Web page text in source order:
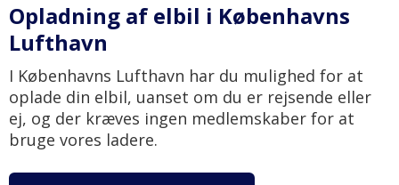
Opladning af elbil i Københavns
Lufthavn
I Københavns Lufthavn har du mulighed for at
oplade din elbil, uanset om du er rejsende eller
ej, og der kræves ingen medlemskaber for at
bruge vores ladere.